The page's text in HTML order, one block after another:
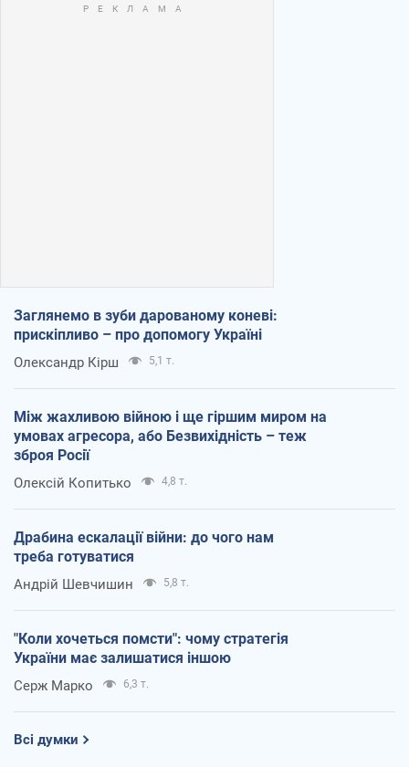
Заглянемо в зуби дарованому коневі:
прискіпливо – про допомогу Україні
Олександр Кірш 5,1 т.
Між жахливою війною і ще гіршим миром на
умовах агресора, або Безвихідність – теж
зброя Росії
Олексій Копитько 4,8 т.
Драбина ескалації війни: до чого нам
треба готуватися
Андрій Шевчишин 5,8 т.
"Коли хочеться помсти": чому стратегія
України має залишатися іншою
Серж Марко 6,3 т.
Всі думки